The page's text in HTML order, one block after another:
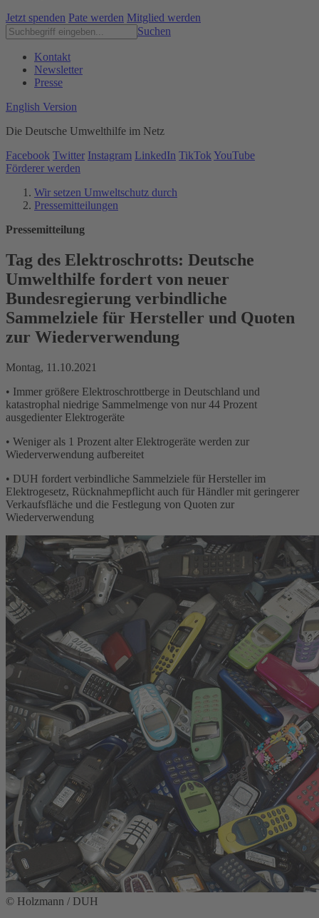
Jetzt spenden Pate werden Mitglied werden
Suchen
Kontakt
Newsletter
Presse
English Version
Die Deutsche Umwelthilfe im Netz
Facebook Twitter Instagram LinkedIn TikTok YouTube
Förderer werden
Wir setzen Umweltschutz durch
Pressemitteilungen
Pressemitteilung
Tag des Elektroschrotts: Deutsche
Umwelthilfe fordert von neuer
Bundesregierung verbindliche
Sammelziele für Hersteller und Quoten
zur Wiederverwendung
Montag, 11.10.2021
• Immer größere Elektroschrottberge in Deutschland und
katastrophal niedrige Sammelmenge von nur 44 Prozent
ausgedienter Elektrogeräte
• Weniger als 1 Prozent alter Elektrogeräte werden zur
Wiederverwendung aufbereitet
• DUH fordert verbindliche Sammelziele für Hersteller im
Elektrogesetz, Rücknahmepflicht auch für Händler mit geringerer
Verkaufsfläche und die Festlegung von Quoten zur
Wiederverwendung
© Holzmann / DUH